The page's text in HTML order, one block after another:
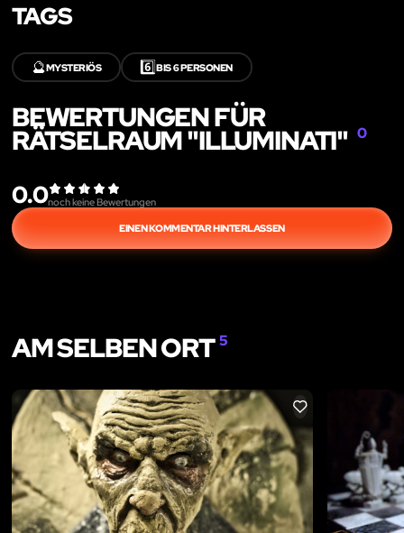
TAGS
🔮MYSTERIÖS 6️⃣BIS 6 PERSONEN
BEWERTUNGEN FÜR
RÄTSELRAUM "ILLUMINATI" 0
0.0noch keine Bewertungen
EINEN KOMMENTAR HINTERLASSEN
AM SELBEN ORT5
LIKE